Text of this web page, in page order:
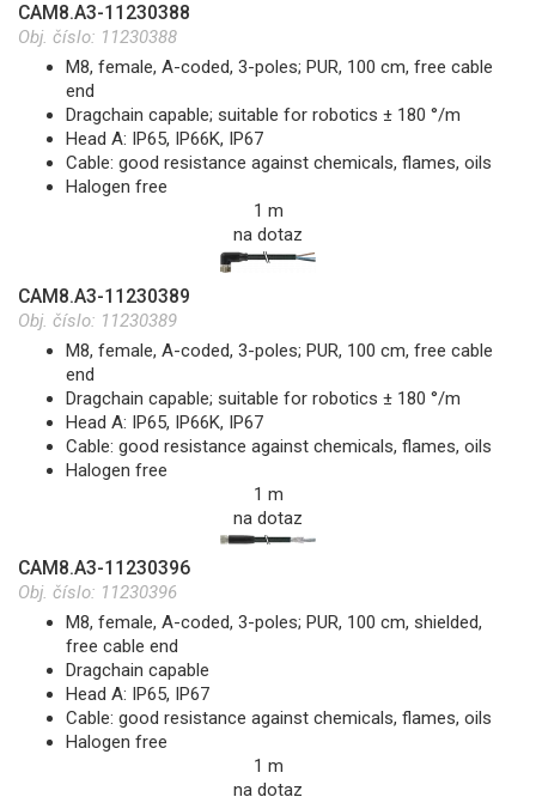
CAM8.A3-11230388
Obj. číslo: 11230388
M8, female, A-coded, 3-poles; PUR, 100 cm, free cable
end
Dragchain capable; suitable for robotics ± 180 °/m
Head A: IP65, IP66K, IP67
Cable: good resistance against chemicals, flames, oils
Halogen free
1 m
na dotaz
CAM8.A3-11230389
Obj. číslo: 11230389
M8, female, A-coded, 3-poles; PUR, 100 cm, free cable
end
Dragchain capable; suitable for robotics ± 180 °/m
Head A: IP65, IP66K, IP67
Cable: good resistance against chemicals, flames, oils
Halogen free
1 m
na dotaz
CAM8.A3-11230396
Obj. číslo: 11230396
M8, female, A-coded, 3-poles; PUR, 100 cm, shielded,
free cable end
Dragchain capable
Head A: IP65, IP67
Cable: good resistance against chemicals, flames, oils
Halogen free
1 m
na dotaz